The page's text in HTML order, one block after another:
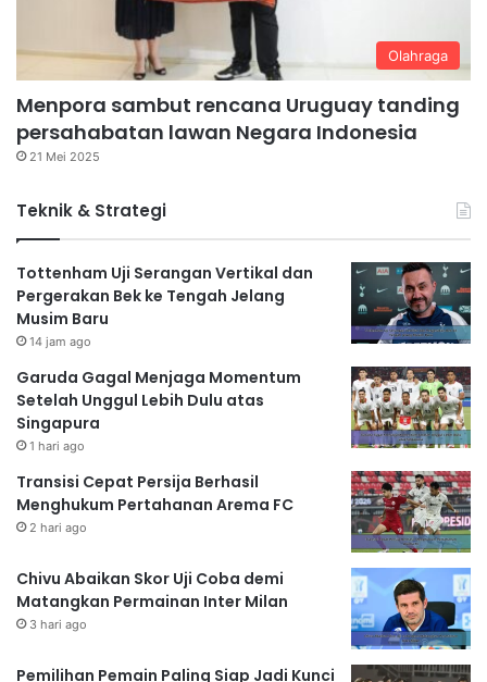
Olahraga
Menpora sambut rencana Uruguay tanding
persahabatan lawan Negara Indonesia
21 Mei 2025
Teknik & Strategi
Tottenham Uji Serangan Vertikal dan
Pergerakan Bek ke Tengah Jelang
Musim Baru
14 jam ago
Garuda Gagal Menjaga Momentum
Setelah Unggul Lebih Dulu atas
Singapura
1 hari ago
Transisi Cepat Persija Berhasil
Menghukum Pertahanan Arema FC
2 hari ago
Chivu Abaikan Skor Uji Coba demi
Matangkan Permainan Inter Milan
3 hari ago
Pemilihan Pemain Paling Siap Jadi Kunci